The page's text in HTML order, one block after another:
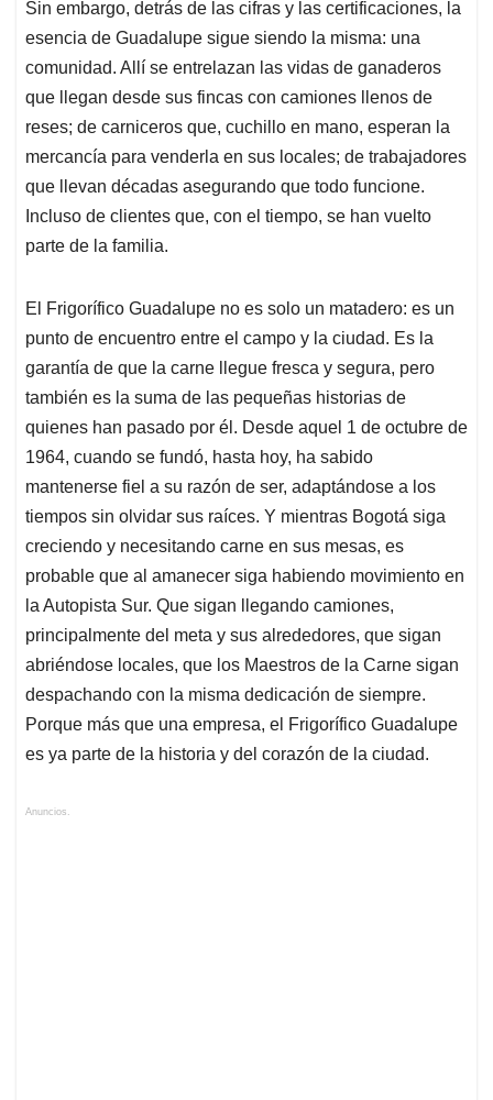
Sin embargo, detrás de las cifras y las certificaciones, la
esencia de Guadalupe sigue siendo la misma: una
comunidad. Allí se entrelazan las vidas de ganaderos
que llegan desde sus fincas con camiones llenos de
reses; de carniceros que, cuchillo en mano, esperan la
mercancía para venderla en sus locales; de trabajadores
que llevan décadas asegurando que todo funcione.
Incluso de clientes que, con el tiempo, se han vuelto
parte de la familia.
El Frigorífico Guadalupe no es solo un matadero: es un
punto de encuentro entre el campo y la ciudad. Es la
garantía de que la carne llegue fresca y segura, pero
también es la suma de las pequeñas historias de
quienes han pasado por él. Desde aquel 1 de octubre de
1964, cuando se fundó, hasta hoy, ha sabido
mantenerse fiel a su razón de ser, adaptándose a los
tiempos sin olvidar sus raíces. Y mientras Bogotá siga
creciendo y necesitando carne en sus mesas, es
probable que al amanecer siga habiendo movimiento en
la Autopista Sur. Que sigan llegando camiones,
principalmente del meta y sus alrededores, que sigan
abriéndose locales, que los Maestros de la Carne sigan
despachando con la misma dedicación de siempre.
Porque más que una empresa, el Frigorífico Guadalupe
es ya parte de la historia y del corazón de la ciudad.
Anuncios.